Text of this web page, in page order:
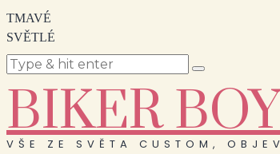
TMAVÉ
SVĚTLÉ
BIKER
VŠE ZE SVĚTA CUSTOM,